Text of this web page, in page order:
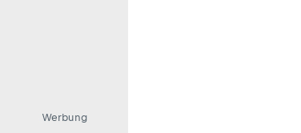
Werbung